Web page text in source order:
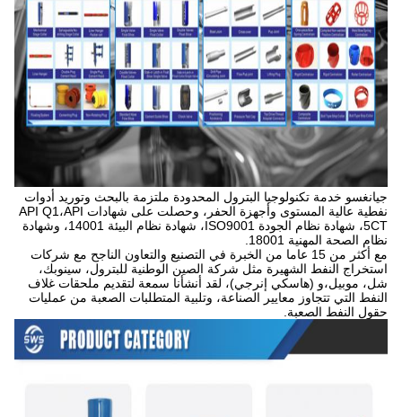
جيانغسو خدمة تكنولوجيا البترول المحدودة ملتزمة بالبحث وتوريد أدوات
نفطية عالية المستوى وأجهزة الحفر، وحصلت على شهادات API Q1،API
5CT، شهادة نظام الجودة ISO9001، شهادة نظام البيئة 14001، وشهادة
نظام الصحة المهنية 18001.
مع أكثر من 15 عاما من الخبرة في التصنيع والتعاون الناجح مع شركات
استخراج النفط الشهيرة مثل شركة الصين الوطنية للبترول، سينوبك،
شل، موبيل،و (هاسكي إنرجي)، لقد أنشأنا سمعة لتقديم ملحقات غلاف
النفط التي تتجاوز معايير الصناعة، وتلبية المتطلبات الصعبة من عمليات
حقول النفط الصعبة.